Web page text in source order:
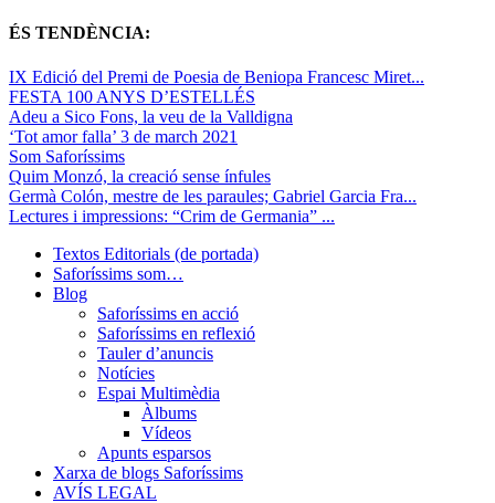
ÉS TENDÈNCIA:
IX Edició del Premi de Poesia de Beniopa Francesc Miret...
FESTA 100 ANYS D’ESTELLÉS
Adeu a Sico Fons, la veu de la Valldigna
‘Tot amor falla’ 3 de march 2021
Som Saforíssims
Quim Monzó, la creació sense ínfules
Germà Colón, mestre de les paraules; Gabriel Garcia Fra...
Lectures i impressions: “Crim de Germania” ...
Textos Editorials (de portada)
Saforíssims som…
Blog
Saforíssims en acció
Saforíssims en reflexió
Tauler d’anuncis
Notícies
Espai Multimèdia
Àlbums
Vídeos
Apunts esparsos
Xarxa de blogs Saforíssims
AVÍS LEGAL